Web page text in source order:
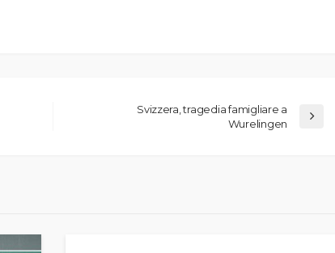
Svizzera, tragedia famigliare a
Wurelingen